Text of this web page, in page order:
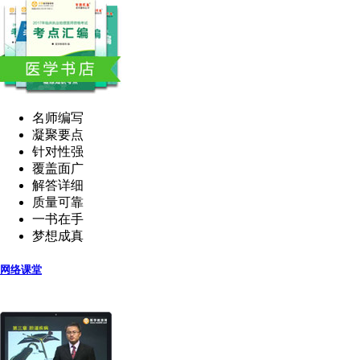
名师编写
凝聚要点
针对性强
覆盖面广
解答详细
质量可靠
一书在手
梦想成真
网络课堂